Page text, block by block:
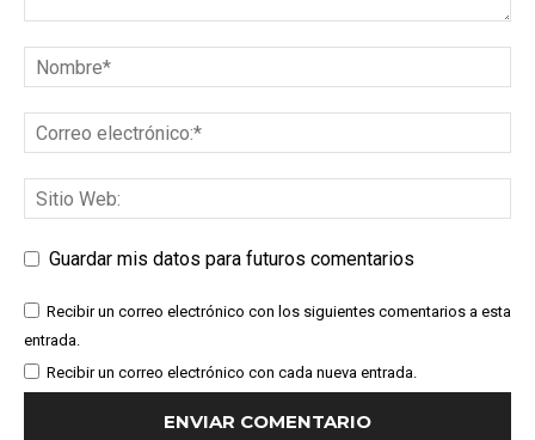
Guardar mis datos para futuros comentarios
Recibir un correo electrónico con los siguientes comentarios a esta
entrada.
Recibir un correo electrónico con cada nueva entrada.